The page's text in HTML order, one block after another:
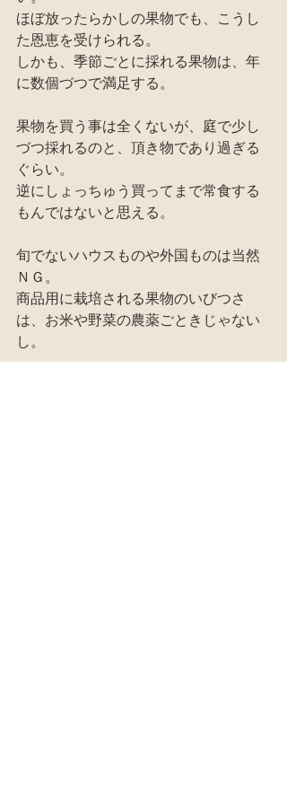
ほぼ放ったらかしの果物でも、こうし
た恩恵を受けられる。
しかも、季節ごとに採れる果物は、年
に数個づつで満足する。
果物を買う事は全くないが、庭で少し
づつ採れるのと、頂き物であり過ぎる
ぐらい。
逆にしょっちゅう買ってまで常食する
もんではないと思える。
旬でないハウスものや外国ものは当然
ＮＧ。
商品用に栽培される果物のいびつさ
は、お米や野菜の農薬ごときじゃない
し。